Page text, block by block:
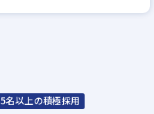
5名以上の積極採用